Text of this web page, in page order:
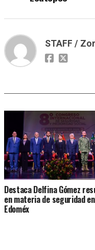
STAFF /
Destaca Delfina Gómez
en materia de seguridad en
Edoméx